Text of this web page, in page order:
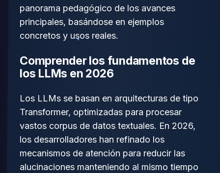
panorama pedagógico de los avances
principales, basándose en ejemplos
concretos y usos reales.
Comprender los fundamentos de
los LLMs en 2026
Los LLMs se basan en arquitecturas de tipo
Transformer, optimizadas para procesar
vastos corpus de datos textuales. En 2026,
los desarrolladores han refinado los
mecanismos de atención para reducir las
alucinaciones manteniendo al mismo tiempo